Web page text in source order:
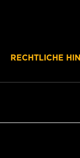
RECHTLICHE